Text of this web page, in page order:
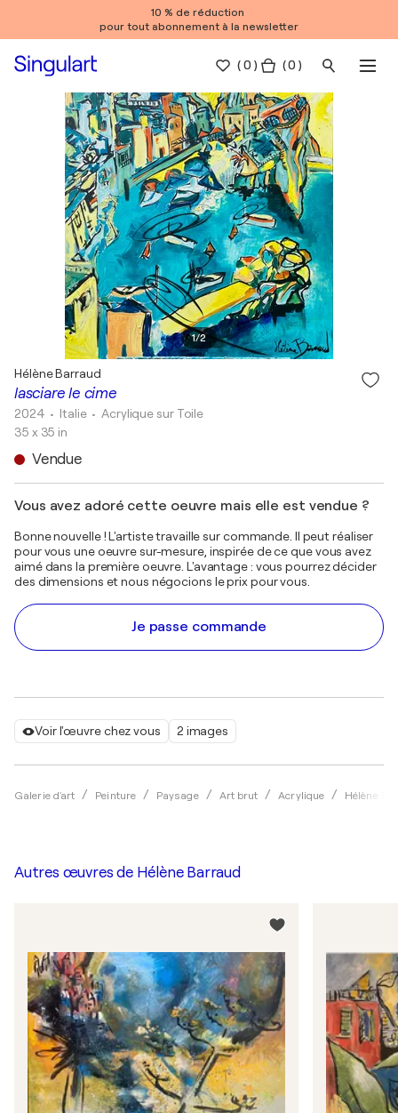
10 % de réduction
pour tout abonnement à la newsletter
(0 ) ( 0 )
1/2
Voir l'œuvre chez vous 2 images
Galerie d'art Peinture Paysage Art brut Acrylique Hélène
lasciare le cime
Hélène Barraud
2024 • Italie •Acrylique sur Toile
35 x 35 in
Vendue
Vous avez adoré cette oeuvre mais elle est vendue ?
Bonne nouvelle ! L'artiste travaille sur commande. Il peut réaliser
pour vous une oeuvre sur-mesure, inspirée de ce que vous avez
aimé dans la première oeuvre. L'avantage : vous pourrez décider
des dimensions et nous négocions le prix pour vous.
Je passe commande
Autres œuvres de Hélène Barraud